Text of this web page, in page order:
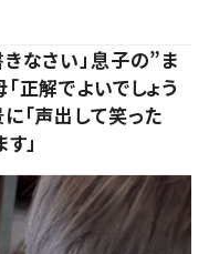
なさい」息子の”ま
正解でよいでしょう
「声出して笑った
」